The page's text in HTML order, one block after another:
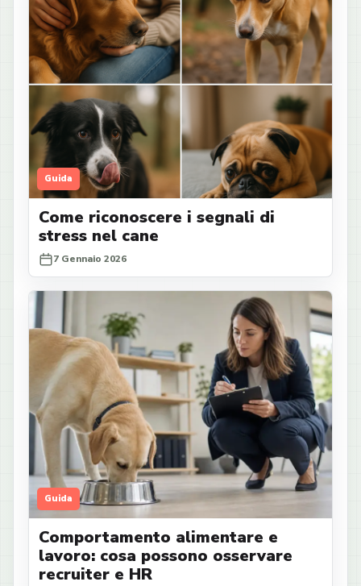
Guida
Come riconoscere i segnali di
stress nel cane
7 Gennaio 2026
Guida
Comportamento alimentare e
lavoro: cosa possono osservare
recruiter e HR